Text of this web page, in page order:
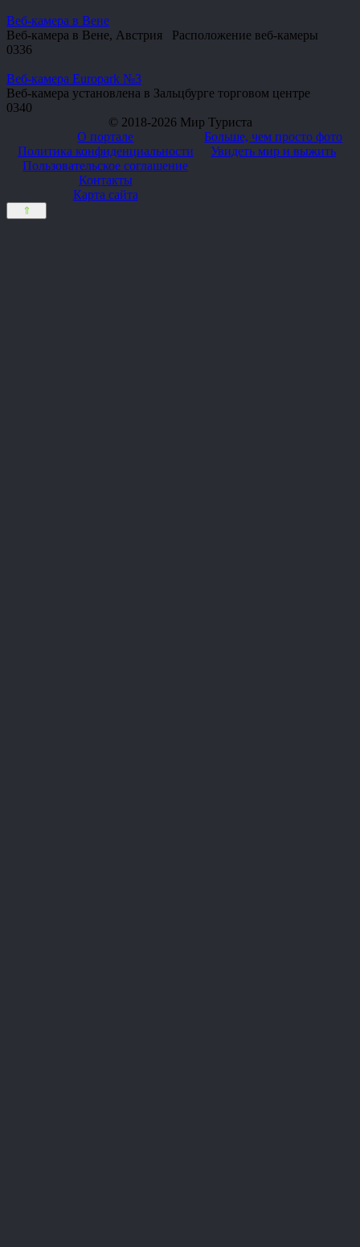
Веб-камера в Вене
Веб-камера в Вене, Австрия Расположение веб-камеры
0336
Веб-камера Europark №3
Веб-камера установлена в Зальцбурге торговом центре
0340
© 2018-2026 Мир Туриста
О портале
Политика конфиденциальности
Пользовательское соглашение
Контакты
Карта сайта
Больше, чем просто фото
Увидеть мир и выжить